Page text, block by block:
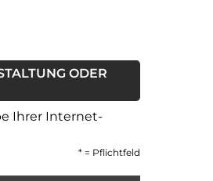
ODER
Ihrer Internet-
* = Pflichtfeld
Dies ist ein Pflichtfeld.